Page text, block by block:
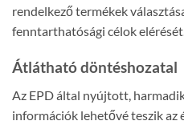
rendelkező termékek
fenntarthatósági célok
Átlátható döntéshozatal
Az EPD által nyújtott,
információk lehetővé teszik az